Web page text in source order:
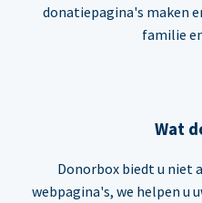
donatiepagina's maken
familie
Wat
Donorbox biedt u niet
webpagina's, we helpen u